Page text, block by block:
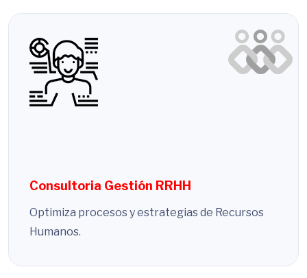
Consultoria Gestión RRHH
Optimiza procesos y estrategias de Recursos
Humanos.